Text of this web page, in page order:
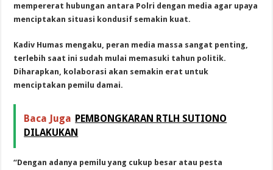
mempererat hubungan antara Polri dengan media agar upaya
menciptakan situasi kondusif semakin kuat.
Kadiv Humas mengaku, peran media massa sangat penting,
terlebih saat ini sudah mulai memasuki tahun politik.
Diharapkan, kolaborasi akan semakin erat untuk
menciptakan pemilu damai.
Baca Juga PEMBONGKARAN RTLH SUTIONO
DILAKUKAN
“Dengan adanya pemilu yang cukup besar atau pesta